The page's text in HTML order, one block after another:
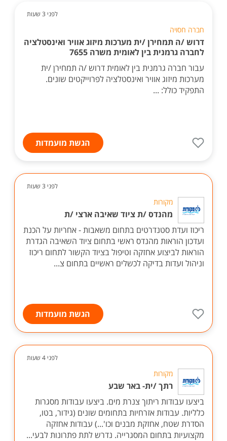
לפני 3 שעות
חברה חסויה
דרוש /ה תמחירן /ית מערכות מיזוג אוויר ואינסטלציה
לחברה גרמנית בין לאומית משרה 7655
עבור חברה גרמנית בין לאומית דרוש /ה תמחירן /ית
מערכות מיזוג אוויר ואינסטלציה לפרוייקטים שונים.
התפקיד כולל: ...
הגשת מועמדות
לפני 3 שעות
מקורות
מהנדס /ת ציוד שאיבה ארצי /ת
ריכוז ועדת סטנדרטים בתחום משאבות - אחריות על הכנת
ועדכון הוראות מהנדס ראשי בתחום ציוד השאיבה הגדרת
הוראות לביצוע אחזקה וטיפול בציוד הקשור לתחום ריכוז
וניהול ועדות בדיקה לכשלים ראשיים בתחום צ...
הגשת מועמדות
לפני 4 שעות
מקורות
רתך /ית- באר שבע
ביצעו עבודות ריתוך צנרת מים. ביצעו עבודות מסגרות
כלליות. עבודות אזרחיות בתחומים שונים (גידור, בטו,
הסדרת שטח, אחזקת מבנים וכו'...) עבודות אחזקה
מקצועיות בתחום המסגרייה. נדרש לתת פתרונות לבעי...